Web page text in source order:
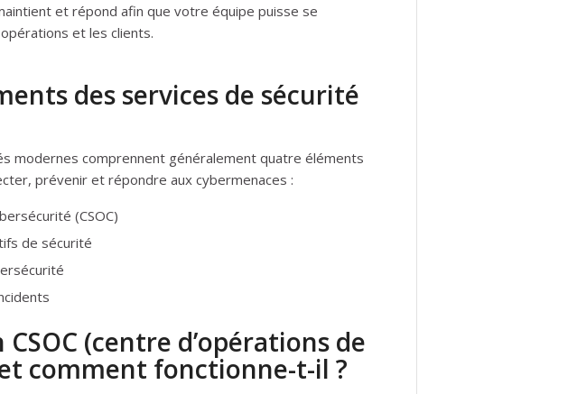
et répond afin que votre équipe puisse se
et les clients.
des services de sécurité
modernes comprennent généralement quatre éléments
prévenir et répondre aux cybermenaces :
(CSOC)
de sécurité
CSOC (centre d’opérations de
comment fonctionne-t-il ?